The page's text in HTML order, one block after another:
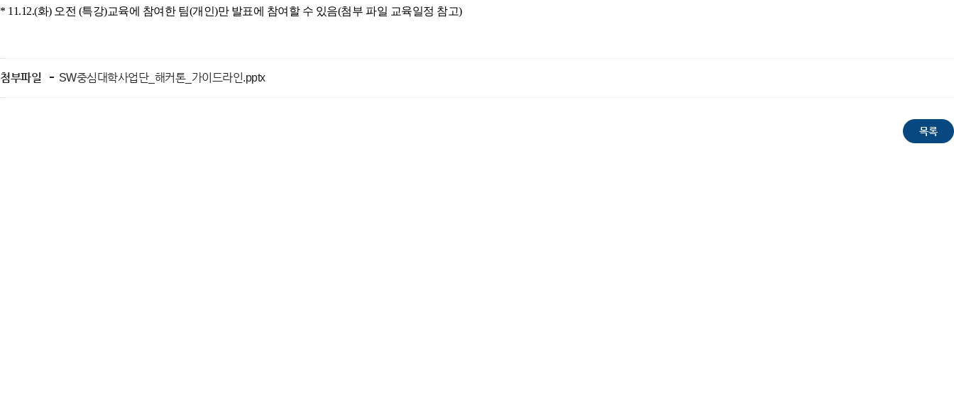
* 11.12.(화) 오전 (특강)교육에 참여한 팀(개인)만 발표에 참여할 수 있음(첨부 파일 교육일정 참고)
첨부파일 SW중심대학사업단_해커톤_가이드라인.pptx